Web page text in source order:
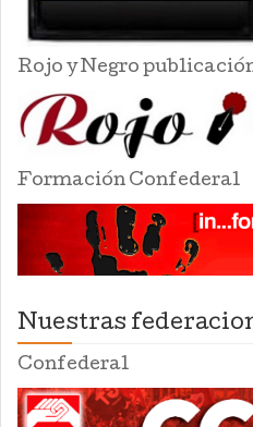
Rojo y Negro
Formación Confederal
Nuestras
Confederal